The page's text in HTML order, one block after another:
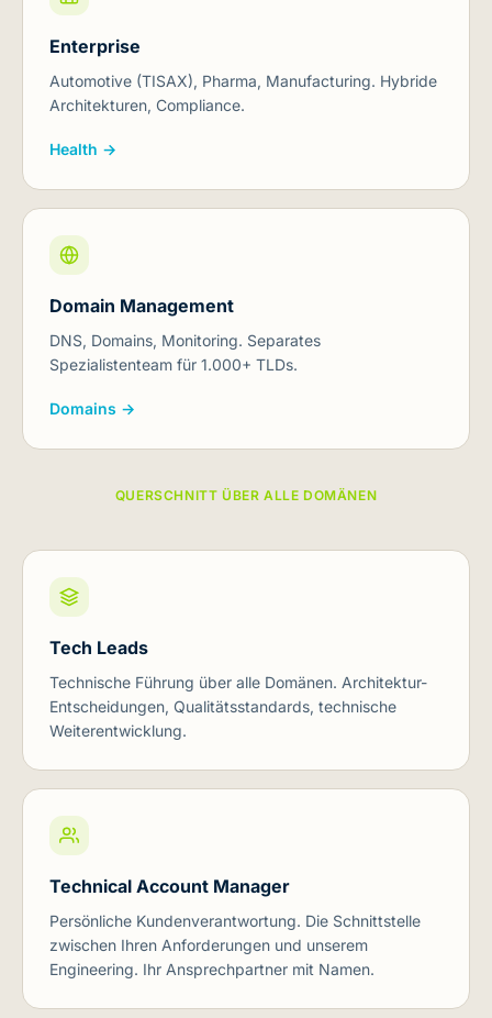
Enterprise
Automotive (TISAX), Pharma, Manufacturing. Hybride
Architekturen, Compliance.
Health →
Domain Management
DNS, Domains, Monitoring. Separates
Spezialistenteam für 1.000+ TLDs.
Domains →
QUERSCHNITT ÜBER ALLE DOMÄNEN
Tech Leads
Technische Führung über alle Domänen. Architektur-
Entscheidungen, Qualitätsstandards, technische
Weiterentwicklung.
Technical Account Manager
Persönliche Kundenverantwortung. Die Schnittstelle
zwischen Ihren Anforderungen und unserem
Engineering. Ihr Ansprechpartner mit Namen.